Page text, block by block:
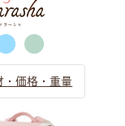
の青系製品ライ
カラーを紹介
人気！
・価格・重量